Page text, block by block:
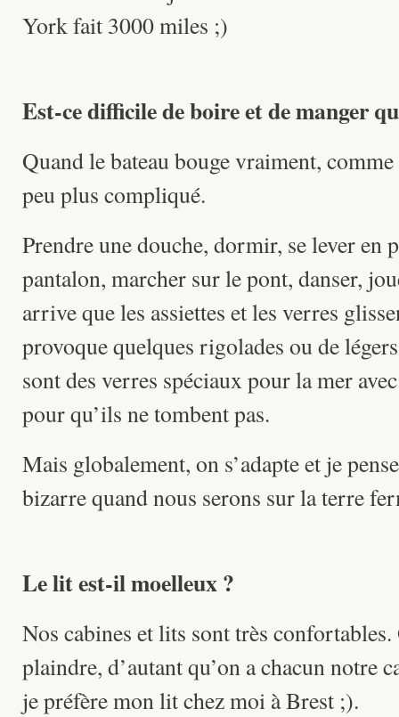
York fait 3000 miles ;)
Est-ce difficile de boire et de manger
Quand le bateau bouge vraiment,
peu plus compliqué.
Prendre une douche, dormir, se lever en
pantalon, marcher sur le pont, danser,
arrive que les assiettes et les verres
provoque quelques rigolades ou de
sont des verres spéciaux pour la mer
pour qu’ils ne tombent pas.
Mais globalement, on s’adapte et je
bizarre quand nous serons sur la terre
Le lit est-il moelleux ?
Nos cabines et lits sont très confortables.
plaindre, d’autant qu’on a chacun notre
je préfère mon lit chez moi à Brest ;).